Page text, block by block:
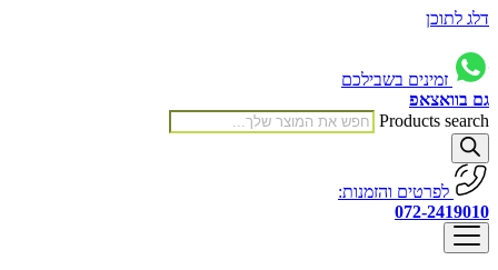
דלג לתוכן
זמינים בשבילכם
גם בוואצאפ
Products search
לפרטים והזמנות:
072-2419010